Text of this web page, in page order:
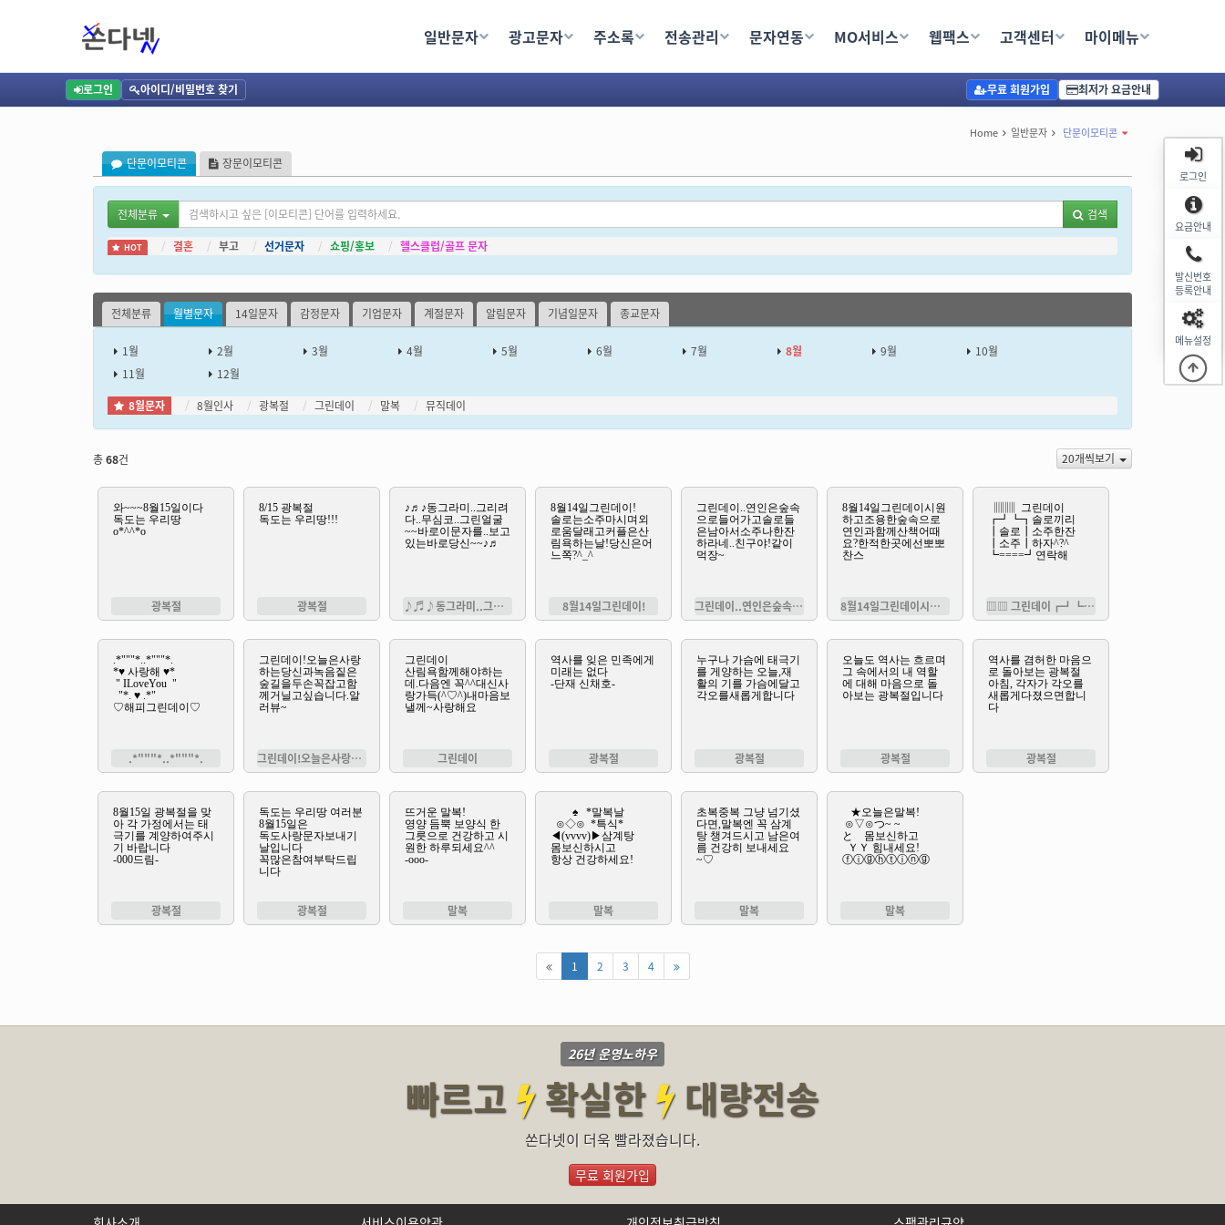
단문이모티콘, 월별문자, 8월문자
8월: 무더위 이겨내는 8월 문자로 힘찬 응원!
일반문자 광고문자 주소록 전송관리 문자연동 MO서비스 웹팩스 고객센터 마이메뉴
로그인 아이디/비밀번호 찾기 무료 회원가입 최저가 요금안내
Home 일반문자 단문이모티콘
단문이모티콘 장문이모티콘
전체분류 검색
HOT 결혼 부고 선거문자 쇼핑/홍보 헬스클럽/골프 문자
전체분류 월별문자 14일문자 감정문자 기업문자 계절문자 알림문자 기념일문자 종교문자
1월 2월 3월 4월 5월 6월 7월 8월 9월
10월
11월
12월
8월문자
8월인사 광복절 그린데이 말복 뮤직데이
총68건 20개씩보기
광복절 광복절 ♪♬♪동그라미..그리려다..무심코.. 8월14일그린데이! 그린데이..연인은숲속으로들어가고솔로들 8월14일그린데이시원하고조용한숲속으로 ▥▥ 그린데이┏┛┗┓솔로끼리┃솔
.*"""*..*"""*. 그린데이!오늘은사랑하는당신과녹음짙은숲 그린데이 광복절 광복절 광복절 광복절
광복절 광복절 말복 말복 말복 말복
1 2 3 4
26년 운영노하우
빠르고 확실한 대량전송
쏜다넷이 더욱 빨라졌습니다.
무료 회원가입
로그인
요금안내
발신번호
등록안내
메뉴설정